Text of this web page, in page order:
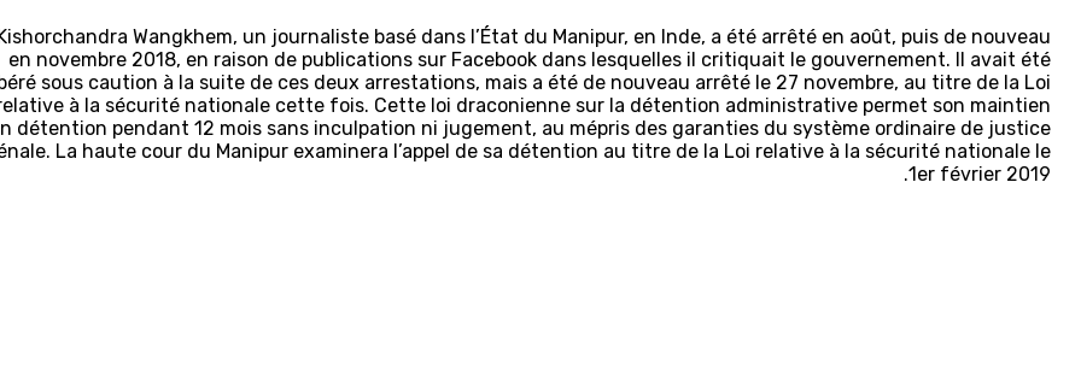
Wangkhem, un journaliste basé dans l’État du Manipur, en Inde, a été arrêté en août, puis de nouveau
en novembre 2018, en raison de publications sur Facebook dans lesquelles il critiquait le gouvernement. Il avait été
sous caution à la suite de ces deux arrestations, mais a été de nouveau arrêté le 27 novembre, au titre de la Loi
à la sécurité nationale cette fois. Cette loi draconienne sur la détention administrative permet son maintien
détention pendant 12 mois sans inculpation ni jugement, au mépris des garanties du système ordinaire de justice
La haute cour du Manipur examinera l’appel de sa détention au titre de la Loi relative à la sécurité nationale le
1er février 2019.